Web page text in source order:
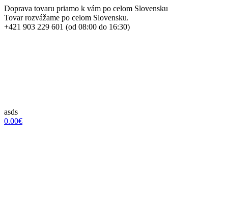
Doprava tovaru priamo k vám po celom Slovensku
Tovar rozvážame po celom Slovensku.
+421 903 229 601 (od 08:00 do 16:30)
asds
0.00€